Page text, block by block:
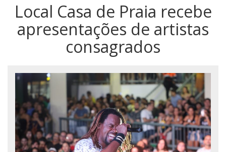
Local Casa de Praia recebe
apresentações de artistas
consagrados